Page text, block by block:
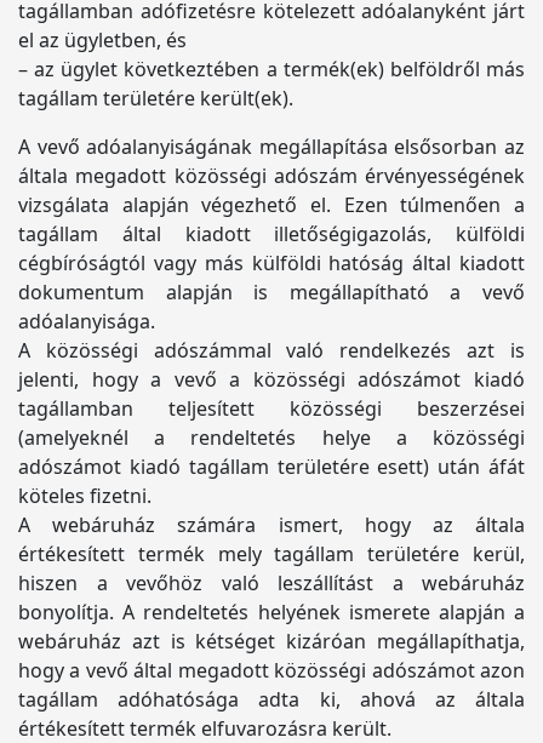
tagállamban adófizetésre kötelezett adóalanyként járt
el az ügyletben, és
– az ügylet következtében a termék(ek) belföldről más
tagállam területére került(ek).
A vevő adóalanyiságának megállapítása elsősorban az
általa megadott közösségi adószám érvényességének
vizsgálata alapján végezhető el. Ezen túlmenően a
tagállam által kiadott illetőségigazolás, külföldi
cégbíróságtól vagy más külföldi hatóság által kiadott
dokumentum alapján is megállapítható a vevő
adóalanyisága.
A közösségi adószámmal való rendelkezés azt is
jelenti, hogy a vevő a közösségi adószámot kiadó
tagállamban teljesített közösségi beszerzései
(amelyeknél a rendeltetés helye a közösségi
adószámot kiadó tagállam területére esett) után áfát
köteles fizetni.
A webáruház számára ismert, hogy az általa
értékesített termék mely tagállam területére kerül,
hiszen a vevőhöz való leszállítást a webáruház
bonyolítja. A rendeltetés helyének ismerete alapján a
webáruház azt is kétséget kizáróan megállapíthatja,
hogy a vevő által megadott közösségi adószámot azon
tagállam adóhatósága adta ki, ahová az általa
értékesített termék elfuvarozásra került.